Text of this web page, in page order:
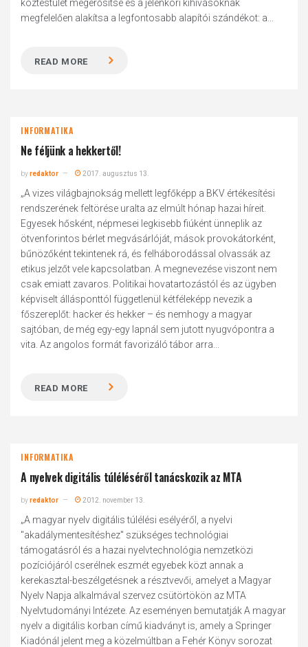
köztestület megerősítse és a jelenkori kihívásoknak
megfelelően alakítsa a legfontosabb alapítói szándékot: a...
READ MORE
INFORMATIKA
Ne féljünk a hekkertől!
byredaktor 2017. augusztus 13.
„A vizes világbajnokság mellett legfőképp a BKV értékesítési
rendszerének feltörése uralta az elmúlt hónap hazai híreit.
Egyesek hősként, népmesei legkisebb fiúként ünneplik az
ötvenforintos bérlet megvásárlóját, mások provokátorként,
bűnözőként tekintenek rá, és felháborodással olvassák az
etikus jelzőt vele kapcsolatban. A megnevezése viszont nem
csak emiatt zavaros. Politikai hovatartozástól és az ügyben
képviselt állásponttól függetlenül kétféleképp nevezik a
főszereplőt: hacker és hekker – és nemhogy a magyar
sajtóban, de még egy-egy lapnál sem jutott nyugvópontra a
vita. Az angolos formát favorizáló tábor arra...
READ MORE
INFORMATIKA
A nyelvek digitális túléléséről tanácskozik az MTA
byredaktor 2012. november 13.
„A magyar nyelv digitális túlélési esélyéről, a nyelvi
"akadálymentesítéshez" szükséges technológiai
támogatásról és a hazai nyelvtechnológia nemzetközi
pozíciójáról cserélnek eszmét egyebek közt annak a
kerekasztal-beszélgetésnek a résztvevői, amelyet a Magyar
Nyelv Napja alkalmával szervez csütörtökön az MTA
Nyelvtudományi Intézete. Az eseményen bemutatják A magyar
nyelv a digitális korban című kiadványt is, amely a Springer
Kiadónál jelent meg a közelmúltban a Fehér Könyv sorozat